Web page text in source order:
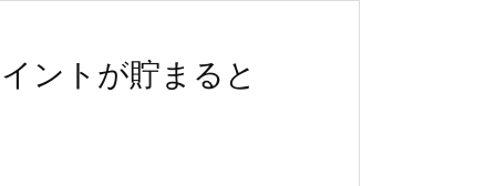
ントが貯まると